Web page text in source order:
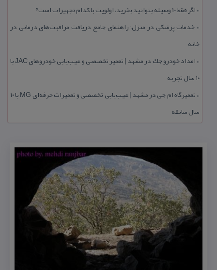
:: اگر فقط 10 وسیله بتوانید بخرید، اولویت با كدام تجهیزات است؟
:: خدمات پزشكی در منزل؛ راهنمای جامع دریافت مراقبت‌های درمانی در
خانه
::
امداد خودرو جك در مشهد | تعمیر تخصصی و عیب‌یابی خودروهای JAC با
۱۰ سال تجربه
::
تعمیرگاه ام جی در مشهد | عیب‌یابی تخصصی و تعمیرات حرفه‌ای MG با ۱۰
سال سابقه